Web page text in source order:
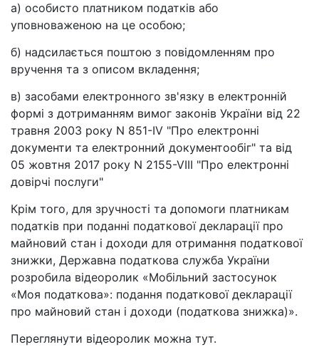
а) особисто платником податків або
уповноваженою на це особою;
б) надсилається поштою з повідомленням про
вручення та з описом вкладення;
в) засобами електронного зв'язку в електронній
формі з дотриманням вимог законів України від 22
травня 2003 року N 851-IV "Про електронні
документи та електронний документообіг" та від
05 жовтня 2017 року N 2155-VIII "Про електронні
довірчі послуги"
Крім того, для зручності та допомоги платникам
податків при поданні податкової декларації про
майновий стан і доходи для отримання податкової
знижки, Державна податкова служба України
розробила відеоролик «Мобільний застосунок
«Моя податкова»: подання податкової декларації
про майновий стан і доходи (податкова знижка)».
Переглянути відеоролик можна тут.